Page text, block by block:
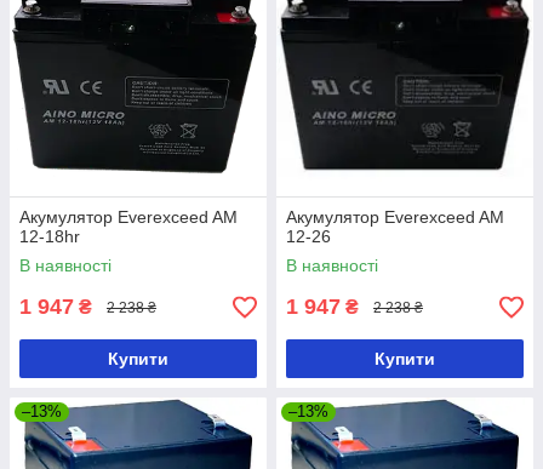
Акумулятор Everexceed AM
12-18hr
В наявності
1 947 ₴ 2 238 ₴
Купити
Акумулятор Everexceed AM
12-26
В наявності
1 947 ₴ 2 238 ₴
Купити
–13% –13%